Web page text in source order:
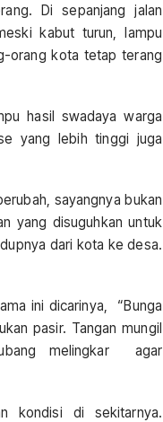
Di sepanjang jalan
kabut turun, lampu
orang kota tetap terang
hasil swadaya warga
yang lebih tinggi juga
sayangnya bukan
yang disuguhkan untuk
dari kota ke desa.
ini dicarinya, “Bunga
pasir. Tangan mungil
melingkar agar
kondisi di sekitarnya.